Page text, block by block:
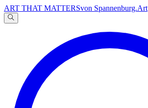
ART THAT MATTERSvon Spannenburg.Art